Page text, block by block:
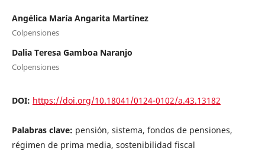
Angélica María Angarita Martínez
Colpensiones
Dalia Teresa Gamboa Naranjo
Colpensiones
DOI: https://doi.org/10.18041/0124-0102/a.43.13182
Palabras clave: pensión, sistema, fondos de pensiones,
régimen de prima media, sostenibilidad fiscal